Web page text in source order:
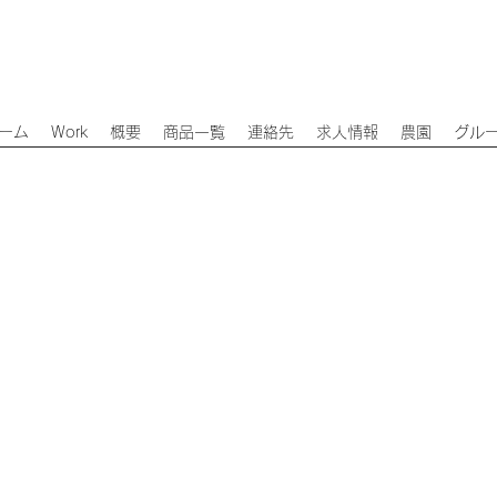
ム Work 概要 商品一覧 連絡先 求人情報 農園 グル